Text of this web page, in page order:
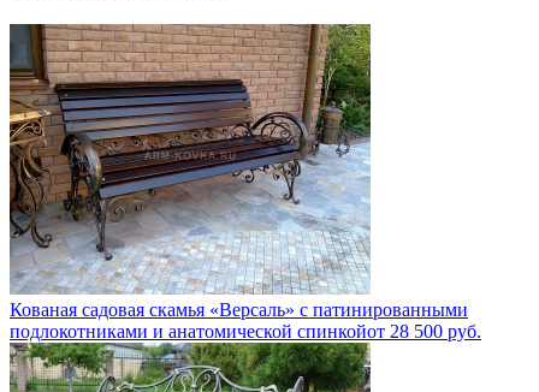
Кованая садовая скамья «Версаль» с патинированными
подлокотниками и анатомической спинкойот 28 500 руб.